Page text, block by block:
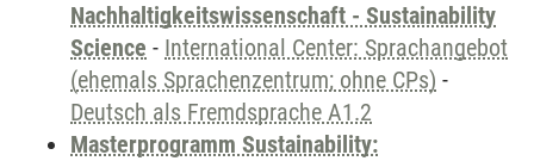
Nachhaltigkeitswissenschaft - Sustainability
Science - International Center: Sprachangebot
(ehemals Sprachenzentrum; ohne CPs) -
Deutsch als Fremdsprache A1.2
Masterprogramm Sustainability: